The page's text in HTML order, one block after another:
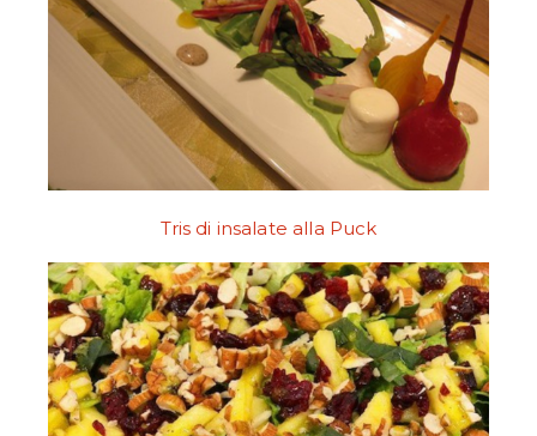
Tris di insalate alla Puck